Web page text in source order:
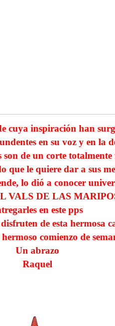
cuya inspiración han
en su voz y en la
de un corte
que le quiere dar a sus
lo dió a conocer
VALS DE LAS
en este pps
de esta hermosa
hermoso comienzo de
Un abrazo
Raquel